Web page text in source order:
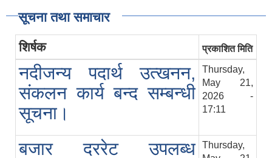
सूचना तथा समाचार
शिर्षक प्रकाशित मिति
नदीजन्य पदार्थ उत्‍खनन,
संकलन कार्य बन्द सम्बन्धी
सूचना।
Thursday,
May 21,
2026 -
17:11
बजार दररेट उपलब्ध
Thursday,